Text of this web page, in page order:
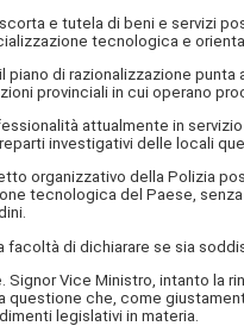
e tutela di beni e servizi
tecnologica e
piano di razionalizzazione
provinciali in cui operano
attualmente in
investigativi delle locali
organizzativo della Polizia
tecnologica del Paese,
facoltà di dichiarare se sia
Signor Vice Ministro, intanto
questione che, come
legislativi in materia.